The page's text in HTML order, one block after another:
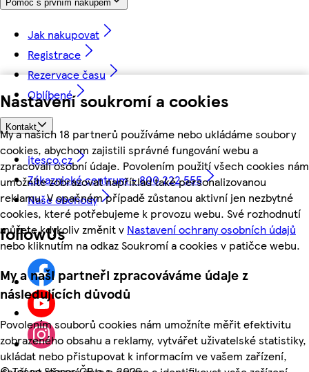
Nastavení soukromí a cookies
My a našich 18 partnerů používáme nebo ukládáme soubory
cookies, abychom zajistili správné fungování webu a
zpracovali osobní údaje. Povolením použití všech cookies nám
umožníte zobrazovat například také personalizovanou
reklamu. V opačném případě zůstanou aktivní jen nezbytné
cookies, které potřebujeme k provozu webu. Své rozhodnutí
můžete kdykoliv změnit v Nastavení ochrany osobních údajů
nebo kliknutím na odkaz Soukromí a cookies v patičce webu.
My a naši partneři zpracováváme údaje z
následujících důvodů
Povolením souborů cookies nám umožníte měřit efektivitu
zobrazeného obsahu a reklamy, vytvářet uživatelské statistiky,
ukládat nebo přistupovat k informacím ve vašem zařízení,
Pomoc s prvním nákupem
Jak nakupovat
Registrace
Rezervace času
Oblíbené
Kontakt
itesco.cz
Zákaznické centrum - 800 222 555
Naše obchody
followUs